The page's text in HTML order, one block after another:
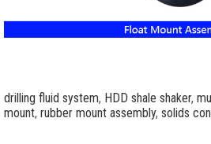
drilling fluid system, HDD shale shaker,
mount, rubber mount assembly, solids